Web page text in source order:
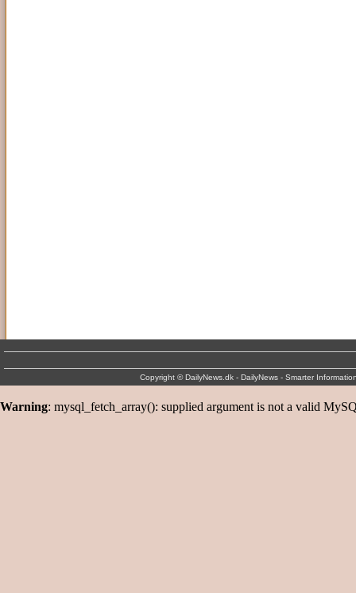
Copyright © DailyNews.dk - DailyNews - Smarter
Warning: mysql_fetch_array(): supplied argument is not a valid